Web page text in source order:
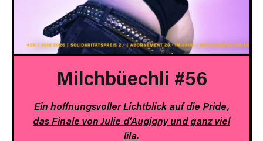
Milchbüechli #56
Ein hoffnungsvoller Lichtblick auf die Pride,
das Finale von Julie d’Augigny und ganz viel
lila.